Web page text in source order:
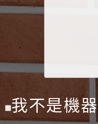
我不是機